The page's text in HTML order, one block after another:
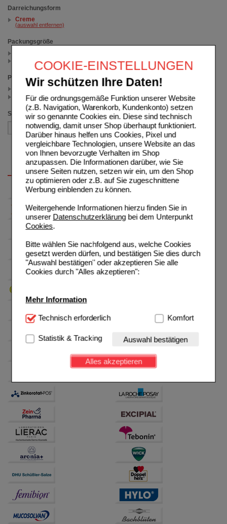
COOKIE-EINSTELLUNGEN
Wir schützen Ihre Daten!
Für die ordnungsgemäße Funktion unserer Website
(z.B. Navigation, Warenkorb, Kundenkonto) setzen
wir so genannte Cookies ein. Diese sind technisch
notwendig, damit unser Shop überhaupt funktioniert.
Darüber hinaus helfen uns Cookies, Pixel und
vergleichbare Technologien, unsere Website an das
von Ihnen bevorzugte Verhalten im Shop
anzupassen. Die Informationen darüber, wie Sie
unsere Seiten nutzen, setzen wir ein, um den Shop
zu optimieren oder z.B. auf Sie zugeschnittene
Werbung einblenden zu können.
Weitergehende Informationen hierzu finden Sie in
unserer Datenschutzerklärungbei dem Unterpunkt
Cookies.
Bitte wählen Sie nachfolgend aus, welche Cookies
gesetzt werden dürfen, und bestätigen Sie dies durch
"Auswahl bestätigen" oder akzeptieren Sie alle
Cookies durch "Alles akzeptieren":
Mehr Information
Technisch Notwendig:Hierbei handelt es sich um
Website notwendig sind (z.B. Navigation, Warenkorb,
Kundenkonto), weshalb auf diese nicht verzichtet
werden kann.
Einkaufserlebnis noch ansprechender zu gestalten,
beispielsweise für die Wiedererkennung des
Besuchers oder unsere Seite an bevorzugte
Verhaltensweisen (z.B. Spracheinstellung)
anzupassen. Komfort-Cookies ermöglichen es uns
auch auf Ihre Bedürfnisse zugeschrittene Inhalte
anzuzeigen und unser Partnerprogramm zu
betreiben.
Statistik & Tracking:
Hierüber lassen sich
Informationen über die Art und Weise der Nutzung
unserer Website sammeln, mit deren Hilfe wir unsere
Website weiter für Sie optimieren können, den Inhalt
auf unserer Website aber auch die Werbung auf
Drittseiten möglichst relevant für Sie zu gestalten.
Bitte beachten Sie, dass Daten hierfür teilweise an
Technisch erforderlich Komfort
Statistik & Tracking Auswahl bestätigen
Alles akzeptieren
Darreichungsform
Creme
(auswahl entfernen)
Packungsgröße
100 ml (1)
Preis
>= 10.00 (1)
Sortieren nach